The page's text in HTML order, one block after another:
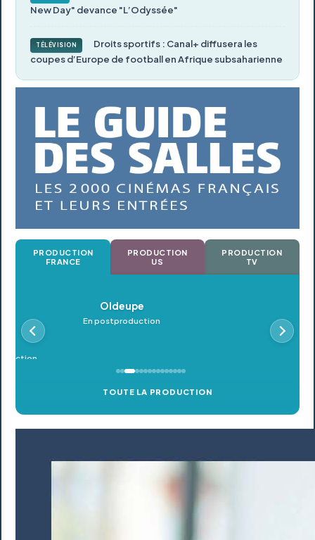
New Day" devance "L’Odyssée"
TÉLÉVISION
Droits sportifs : Canal+ diffusera les
coupes d’Europe de football en Afrique subsaharienne
PRODUCTION
FRANCE
PRODUCTION
US
PRODUCTION
TV
Oldeupe
En postproduction
TOUTE LA PRODUCTION